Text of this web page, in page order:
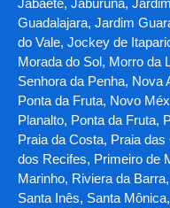
Jabaeté, Jaburuna,
Guadalajara, Jardim
do Vale, Jockey de
Morada do Sol, Morro da
Senhora da Penha, Nova
Ponta da Fruta, Novo
Planalto, Ponta da Fruta,
Praia da Costa, Praia
dos Recifes, Primeiro de
Marinho, Riviera da
Santa Inês, Santa